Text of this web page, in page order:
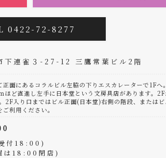
0422-72-8277
下連雀３-27-12 三鷹常葉ビル2階
正面にあるコラルビル左脇の下りエスカレーターで1Fへ
ほど直進し左手に日本堂という文房具店があります。2F
2F入り口まではビル正面(日本堂)右側の階段、またはビ
利用ください。
付18:00)
は18:00閉店)